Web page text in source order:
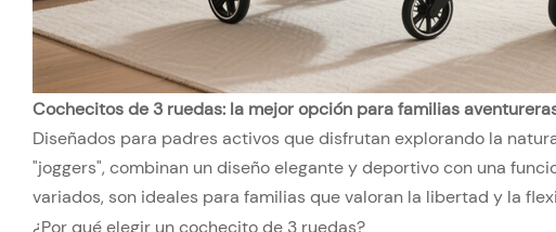
Cochecitos de 3 ruedas: la mejor opción para familias
Diseñados para padres activos que disfrutan explorando la
"joggers", combinan un diseño elegante y deportivo con una
variados, son ideales para familias que valoran la libertad y la
¿Por qué elegir un cochecito de 3 ruedas?